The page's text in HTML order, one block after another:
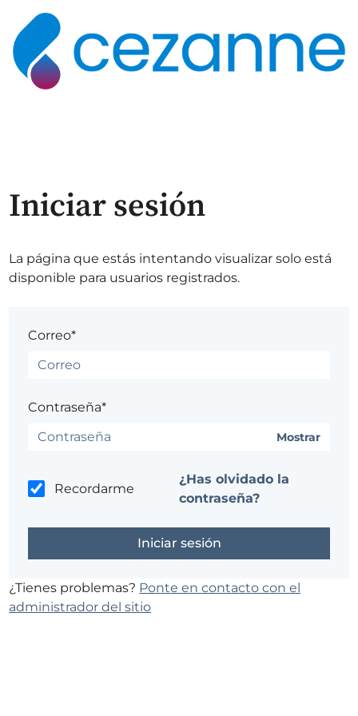
Iniciar sesión
La página que estás intentando visualizar solo está
disponible para usuarios registrados.
Correo*
Contraseña*
Mostrar
Recordarme
¿Has olvidado la
contraseña?
¿Tienes problemas? Ponte en contacto con el
administrador del sitio